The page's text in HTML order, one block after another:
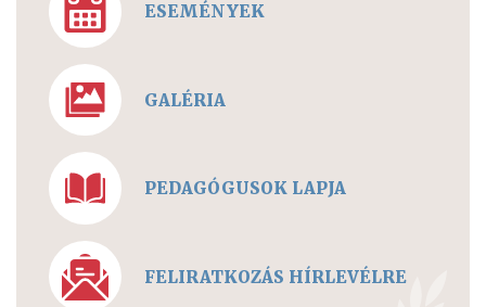
ESEMÉNYEK
GALÉRIA
PEDAGÓGUSOK LAPJA
FELIRATKOZÁS HÍRLEVÉLRE